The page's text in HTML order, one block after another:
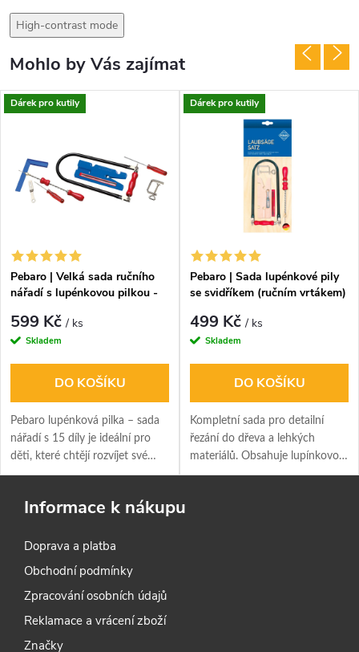
High-contrast mode
Mohlo by Vás zajímat
Dárek pro kutily
Pebaro | Velká sada ručního
nářadí s lupénkovou pilkou -
599 Kč/ ks
Skladem
DO KOŠÍKU
Pebaro lupénková pilka – sada
nářadí s 15 díly je ideální pro
děti, které chtějí rozvíjet své
řemeslné dovednosti a
bezpečné a kvalitní nástroje pro
dalšími materiály.
Dárek pro kutily
Pebaro | Sada lupénkové pily
se svidříkem (ručním vrtákem)
499 Kč/ ks
Skladem
DO KOŠÍKU
Kompletní sada pro detailní
řezání do dřeva a lehkých
materiálů. Obsahuje lupínkovou
pilku, svidřík (ruční vrtačku) a
Informace k nákupu
Doprava a platba
Obchodní podmínky
Zpracování osobních údajů
Reklamace a vrácení zboží
Značky